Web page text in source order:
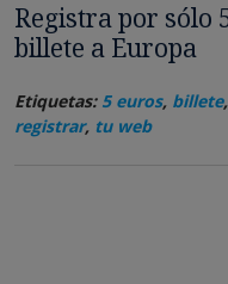
Registra por sólo
billete a Europa
Etiquetas: 5 euros, billete,
registrar, tu web